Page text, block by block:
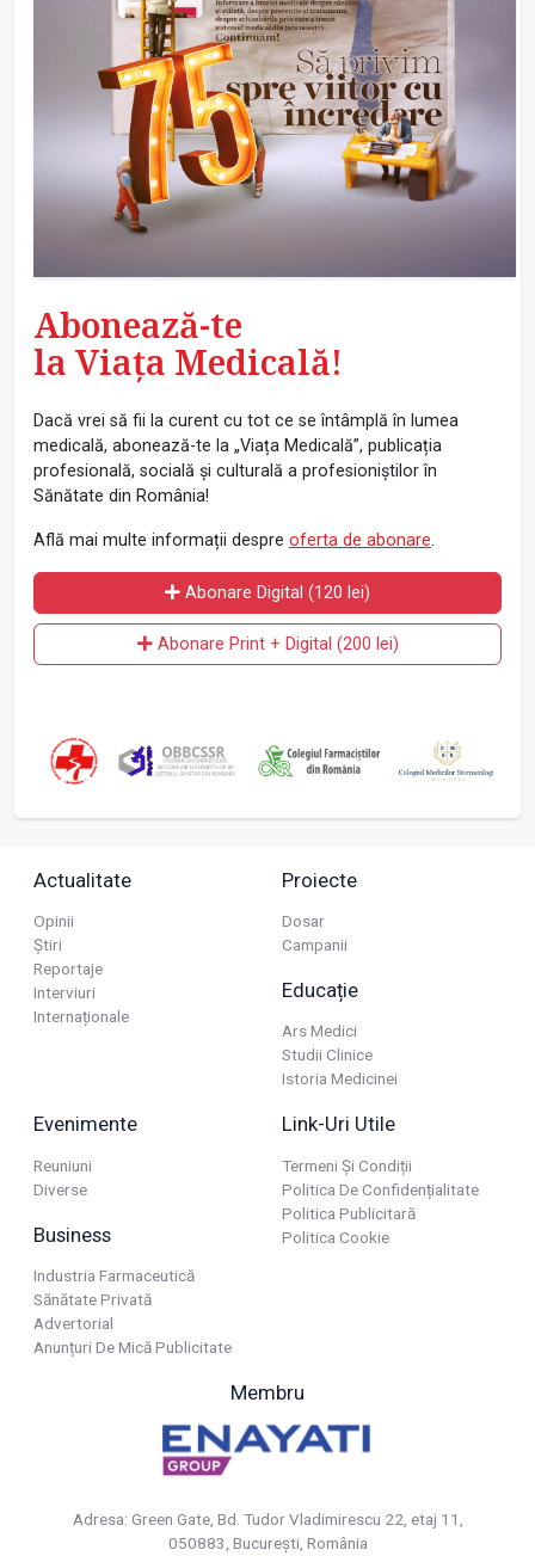
Abonează-te
la Viața Medicală!
Dacă vrei să fii la curent cu tot ce se întâmplă în lumea
medicală, abonează-te la „Viața Medicală”, publicația
profesională, socială și culturală a profesioniștilor în
Sănătate din România!
Află mai multe informații despre oferta de abonare.
Abonare Digital (120 lei)
Abonare Print + Digital (200 lei)
Actualitate
Opinii
Știri
Reportaje
Interviuri
Internaționale
Proiecte
Dosar
Campanii
Educație
Ars Medici
Studii Clinice
Istoria Medicinei
Evenimente
Reuniuni
Diverse
Business
Industria Farmaceutică
Sănătate Privată
Advertorial
Anunțuri De Mică Publicitate
Link-Uri Utile
Termeni Și Condiții
Politica De Confidențialitate
Politica Publicitară
Politica Cookie
Membru
Adresa: Green Gate, Bd. Tudor Vladimirescu 22, etaj 11,
050883, Bucureşti, România